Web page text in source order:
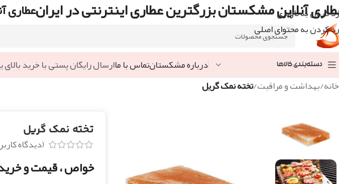
رد کردن به ناوبری
رد کردن به محتوای اصلی
آنلاین مشکستان بزرگترین عطاری اینترنتی در ایرانعطاری
دسته‌بندی کالاها درباره مشکستانتماس با ماارسال رایگان پستی با خرید
خانه/بهداشت و مراقبت/تخته نمک گریل
تخته نمک گریل
(دیدگاه کاربر
خواص ، قیمت و